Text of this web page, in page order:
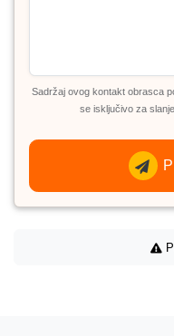
Sadržaj ovog kontakt obrasca
se isključivo za